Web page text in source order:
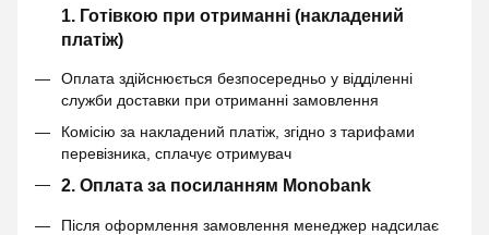
1. Готівкою при отриманні (накладений
платіж)
Оплата здійснюється безпосередньо у відділенні
служби доставки при отриманні замовлення
Комісію за накладений платіж, згідно з тарифами
перевізника, сплачує отримувач
2. Оплата за посиланням Monobank
Після оформлення замовлення менеджер надсилає